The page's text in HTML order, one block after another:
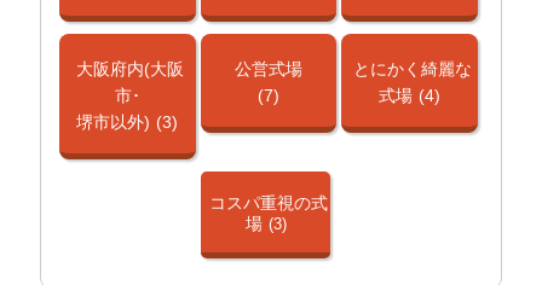
大阪府内(大阪
市･
堺市以外) (3)
公営式場
(7)
とにかく綺麗な
式場 (4)
コスパ重視の式
場 (3)